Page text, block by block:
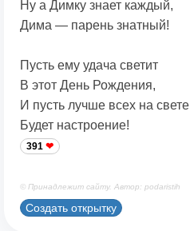
Ну а Димку знает каждый,
Дима — парень знатный!
Пусть ему удача светит
В этот День Рождения,
И пусть лучше всех на свете
Будет настроение!
391
© Принадлежит сайту. Автор: podaristih
Создать открытку